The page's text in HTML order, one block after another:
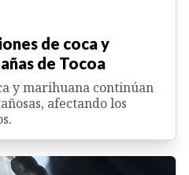
de coca y
de Tocoa
y marihuana continúan
afectando los